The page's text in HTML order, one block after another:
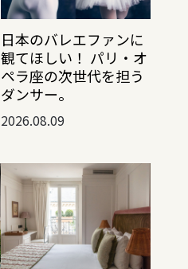
日本のバレエファンに
観てほしい！ パリ・オ
ペラ座の次世代を担う
ダンサー。
2026.08.09